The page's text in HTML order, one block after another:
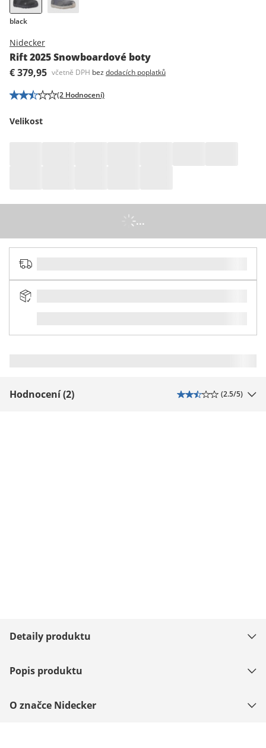
black
Nidecker
Rift 2025 Snowboardové boty
€ 379,95 včetně DPH bez dodacích poplatků
(2 Hodnocení)
Velikost
...
Hodnocení (2) (2.5/5)
Detaily produktu
Popis produktu
O značce Nidecker